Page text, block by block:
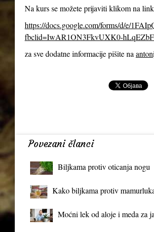
Na kurs se možete prijaviti klikom na
https://docs.google.com/forms/d/e/
fbclid=IwAR1ON3FkvUXK0-
za sve dodatne informacije pišite na
Povezani članci
Biljkama protiv oticanja nogu
Kako biljkama protiv
Moćni lek od aloje i meda za